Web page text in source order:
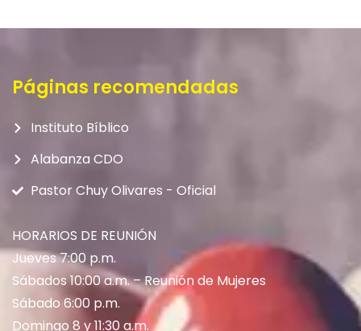
Páginas recomendadas
Instituto Bíblico
Alabanza CDO
Pastor Chuy Olivares - Oficial
HORARIOS DE REUNIÓN
Jueves 7:00 p.m.
Sábados 10:00 a.m. – Reunión de Mujeres
Sábado 6:00 p.m.
Domingo 8 y 11:30 a.m.